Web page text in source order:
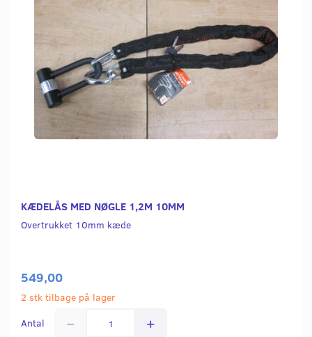
KÆDELÅS MED NØGLE 1,2M 10MM
Overtrukket 10mm kæde
549,00
2 stk tilbage på lager
Antal